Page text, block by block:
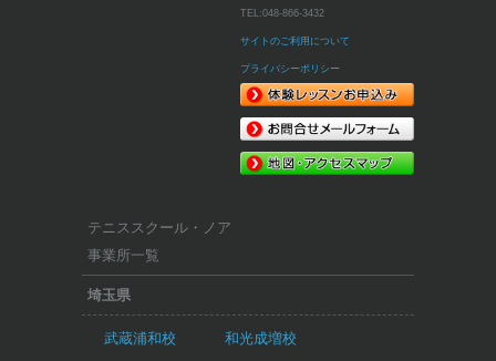
TEL:048-866-3432
サイトのご利用について
プライバシーポリシー
テニススクール・ノア
事業所一覧
埼玉県
武蔵浦和校 和光成増校